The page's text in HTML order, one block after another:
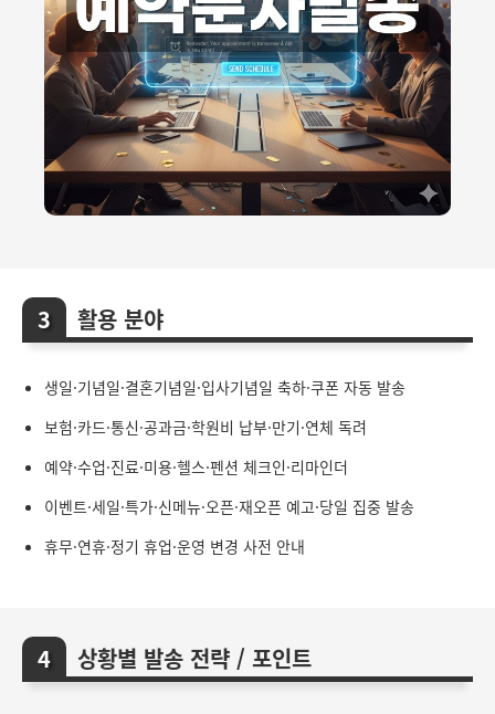
활용 분야
생일·기념일·결혼기념일·입사기념일 축하·쿠폰 자동 발송
보험·카드·통신·공과금·학원비 납부·만기·연체 독려
예약·수업·진료·미용·헬스·펜션 체크인·리마인더
이벤트·세일·특가·신메뉴·오픈·재오픈 예고·당일 집중 발송
휴무·연휴·정기 휴업·운영 변경 사전 안내
상황별 발송 전략 / 포인트